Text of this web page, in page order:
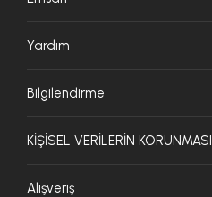
Yardım
Bilgilendirme
KİŞİSEL VERİLERİN KORUNMASI
Alışveriş